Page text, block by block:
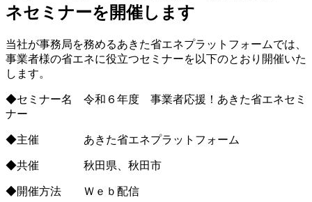
ネセミナーを開催します
当社が事務局を務めるあきた省エネプラットフォームでは、
事業者様の省エネに役立つセミナーを以下のとおり開催いた
します。
◆セミナー名 令和６年度 事業者応援！あきた省エネセミ
ナー
◆主催 あきた省エネプラットフォーム
◆共催 秋田県、秋田市
◆開催方法 Ｗｅｂ配信